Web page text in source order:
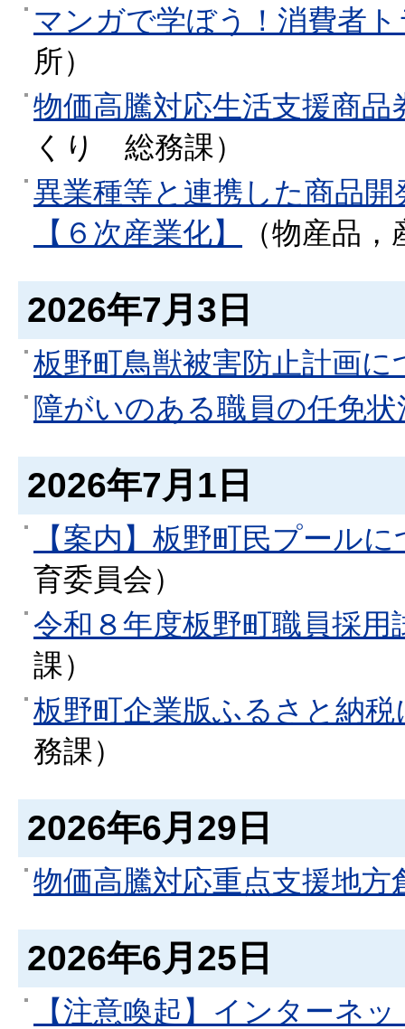
マンガで学ぼう！消費者
所）
物価高騰対応生活支援商
くり
総務課）
異業種等と連携した商品
【６次産業化】
（物産品，
2026年7月3日
板野町鳥獣被害防止計画に
障がいのある職員の任免
2026年7月1日
【案内】板野町民プール
育委員会）
令和８年度板野町職員採用
課）
板野町企業版ふるさと納
務課）
2026年6月29日
物価高騰対応重点支援地
2026年6月25日
【注意喚起】インターネ